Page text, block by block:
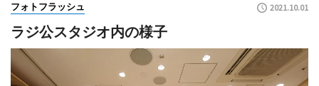
フォトフラッシュ 2021.10.01
ラジ公スタジオ内の様子